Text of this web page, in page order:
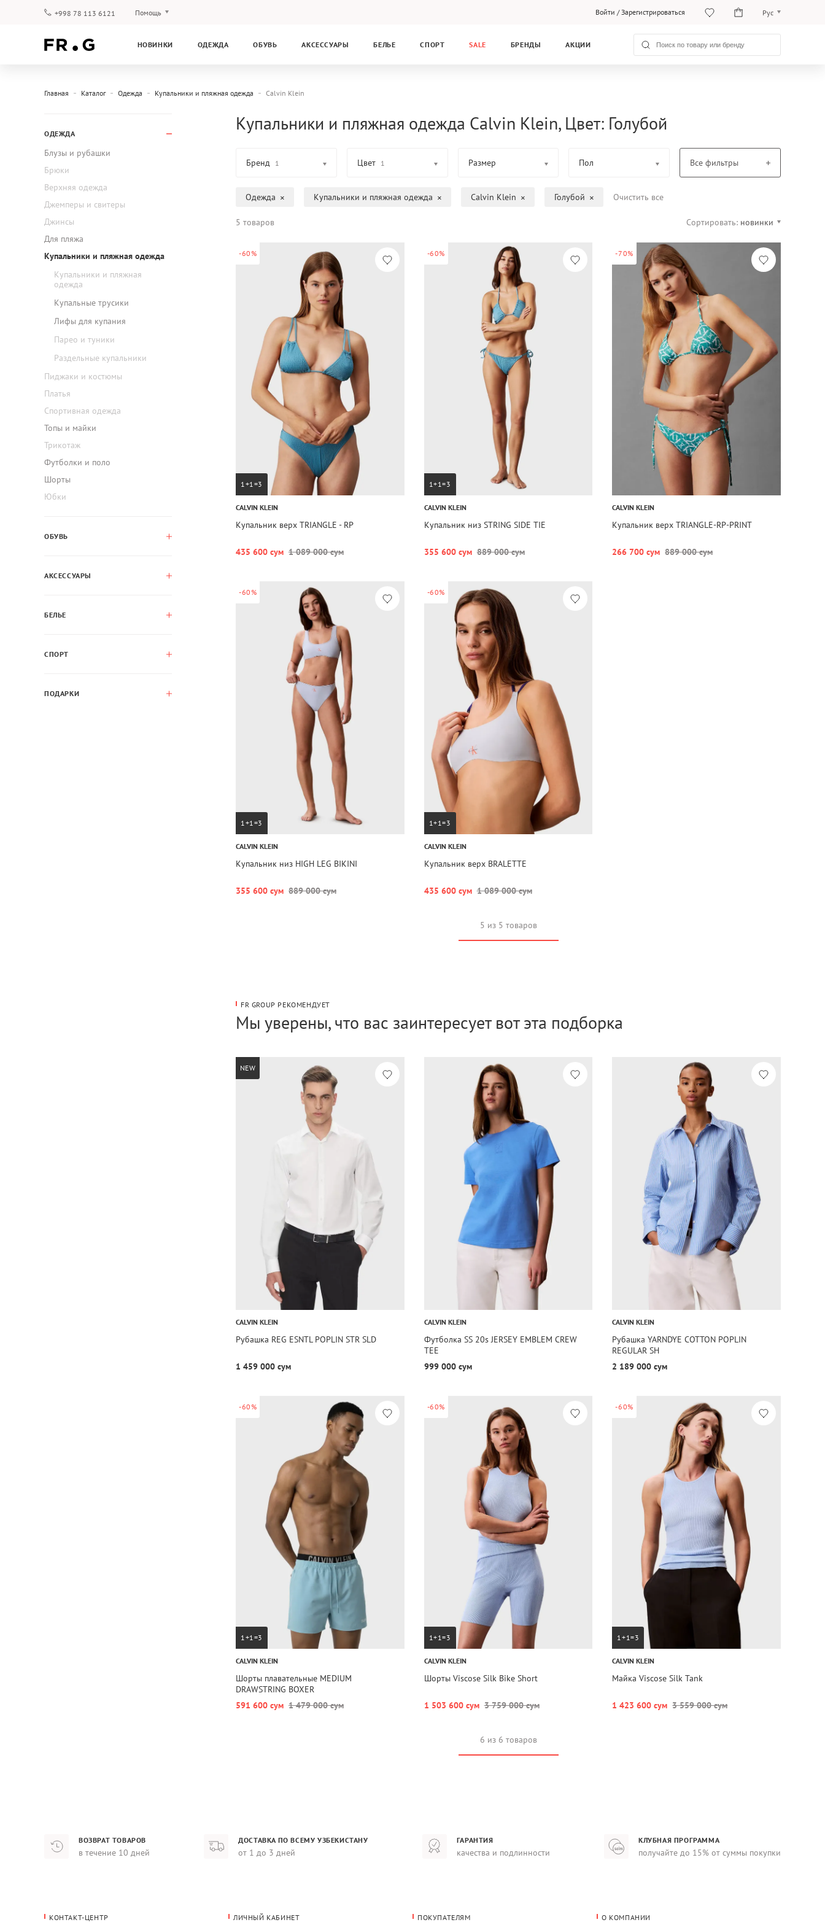
+998 78 113 6121 Помощь
Гарантия
Войти /Зарегистрироваться Рус
Рус
НОВИНКИ ОДЕЖДА ОБУВЬ АКСЕССУАРЫ БЕЛЬЕ СПОРТ SALE БРЕНДЫ АКЦИИ
Главная Каталог Одежда Купальники и пляжная одежда Calvin Klein
ОДЕЖДА
Блузы и рубашки
Брюки
Верхняя одежда
Джемперы и свитеры
Джинсы
Для пляжа
Купальники и пляжная одежда
Купальники и пляжная
одежда
Купальные трусики
Лифы для купания
Парео и туники
Раздельные купальники
Пиджаки и костюмы
Платья
Спортивная одежда
Топы и майки
Трикотаж
Футболки и поло
Шорты
Юбки
ОБУВЬ
АКСЕССУАРЫ
БЕЛЬЕ
СПОРТ
ПОДАРКИ
Купальники и пляжная одежда Calvin Klein, Цвет: Голубой
Бренд 1 Цвет 1 Размер Пол Все фильтры
Одежда Купальники и пляжная одежда Calvin Klein Голубой Очистить все
5 товаров Сортировать: новинки
-60%
1+1=3
CALVIN KLEIN
Купальник верх TRIANGLE - RP
435 600 сум 1 089 000 сум
-60%
1+1=3
CALVIN KLEIN
Купальник низ STRING SIDE TIE
355 600 сум 889 000 сум
-70%
CALVIN KLEIN
Купальник верх TRIANGLE-RP-PRINT
266 700 сум 889 000 сум
-60%
1+1=3
CALVIN KLEIN
Купальник низ HIGH LEG BIKINI
355 600 сум 889 000 сум
-60%
1+1=3
CALVIN KLEIN
Купальник верх BRALETTE
435 600 сум 1 089 000 сум
5 из 5 товаров
FR GROUP РЕКОМЕНДУЕТ
Мы уверены, что вас заинтересует вот эта подборка
NEW
CALVIN KLEIN
Рубашка REG ESNTL POPLIN STR SLD
1 459 000 сум
CALVIN KLEIN
Футболка SS 20s JERSEY EMBLEM CREW
TEE
999 000 сум
CALVIN KLEIN
Рубашка YARNDYE COTTON POPLIN
REGULAR SH
2 189 000 сум
-60%
1+1=3
CALVIN KLEIN
Шорты плавательные MEDIUM
DRAWSTRING BOXER
591 600 сум 1 479 000 сум
-60%
1+1=3
CALVIN KLEIN
Шорты Viscose Silk Bike Short
1 503 600 сум 3 759 000 сум
-60%
1+1=3
CALVIN KLEIN
Майка Viscose Silk Tank
1 423 600 сум 3 559 000 сум
6 из 6 товаров
ВОЗВРАТ ТОВАРОВ
в течение 10 дней
ДОСТАВКА ПО ВСЕМУ УЗБЕКИСТАНУ
от 1 до 3 дней
ГАРАНТИЯ
качества и подлинности
КЛУБНАЯ ПРОГРАММА
получайте до 15% от суммы покупки
КОНТАКТ-ЦЕНТР ЛИЧНЫЙ КАБИНЕТ ПОКУПАТЕЛЯМ О КОМПАНИИ